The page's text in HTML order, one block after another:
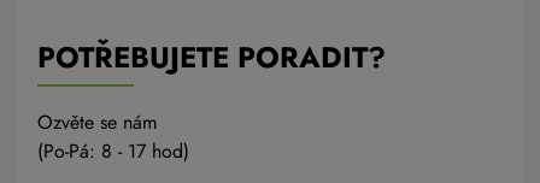
POTŘEBUJETE PORADIT?
Ozvěte se nám
(Po-Pá: 8 - 17 hod)